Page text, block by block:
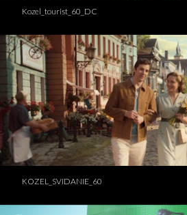
Kozel_tourist_60_DC
KOZEL_SVIDANIE_60